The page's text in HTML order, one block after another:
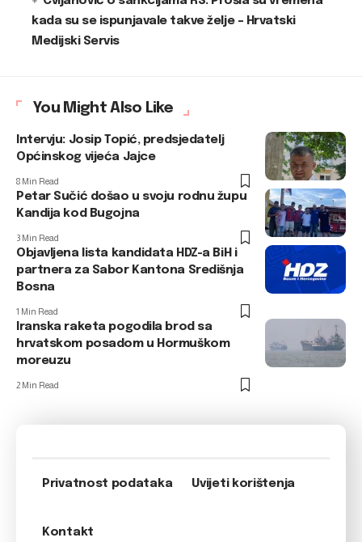
kada su se ispunjavale takve želje – Hrvatski
Medijski Servis
You Might Also Like
Intervju: Josip Topić, predsjedatelj
Općinskog vijeća Jajce
8 Min Read
Petar Sučić došao u svoju rodnu župu
Kandija kod Bugojna
3 Min Read
Objavljena lista kandidata HDZ-a BiH i
partnera za Sabor Kantona Središnja
Bosna
1 Min Read
Iranska raketa pogodila brod sa
hrvatskom posadom u Hormuškom
moreuzu
2 Min Read
Privatnost podataka Uvijeti korištenja
Kontakt